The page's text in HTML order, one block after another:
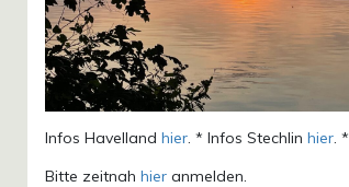
Infos Havellandhier. * Infos Stechlinhier. *
Bitte zeitnahhier anmelden.